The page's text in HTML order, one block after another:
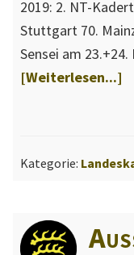
2019: 2. NT-
Stuttgart 70.
Sensei am
[Weiterlesen...]
Kategorie: